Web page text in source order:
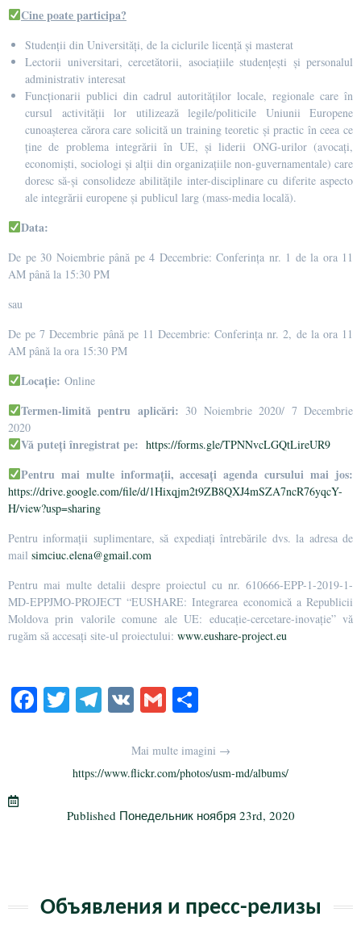
Cine poate participa?
Studenții din Universități, de la ciclurile licență și masterat
Lectorii universitari, cercetătorii, asociațiile studențești și personalul
administrativ interesat
Funcționarii publici din cadrul autorităților locale, regionale care în
cursul activității lor utilizează legile/politicile Uniunii Europene
cunoașterea cărora care solicită un training teoretic și practic în ceea ce
ține de problema integrării în UE, și liderii ONG-urilor (avocați,
economiști, sociologi și alții din organizațiile non-guvernamentale) care
doresc să-și consolideze abilitățile inter-disciplinare cu diferite aspecto
ale integrării europene și publicul larg (mass-media locală).
Data:
De pe 30 Noiembrie până pe 4 Decembrie: Conferința nr. 1 de la ora 11
AM până la 15:30 PM
sau
De pe 7 Decembrie până pe 11 Decembrie: Conferința nr. 2, de la ora 11
AM până la ora 15:30 PM
Locație: Online
Termen-limită pentru aplicări: 30 Noiembrie 2020/ 7 Decembrie
2020
Vă puteți înregistrat pe: https://forms.gle/TPNNvcLGQtLireUR9
Pentru mai multe informații, accesați agenda cursului mai jos:
https://drive.google.com/file/d/1Hixqjm2t9ZB8QXJ4mSZA7ncR76yqcY-
H/view?usp=sharing
Pentru informații suplimentare, să expediați întrebările dvs. la adresa de
mail simciuc.elena@gmail.com
Pentru mai multe detalii despre proiectul cu nr. 610666-EPP-1-2019-1-
MD-EPPJMO-PROJECT “EUSHARE: Integrarea economică a Republicii
Moldova prin valorile comune ale UE: educație-cercetare-inovație” vă
rugăm să accesați site-ul proiectului: www.eushare-project.eu
Fa T
r
Te
a
m
V G
ailр
а
и
Mai multe imagini →
https://www.flickr.com/photos/usm-md/albums/
Published Понедельник ноября 23rd, 2020
Объявления и пресс-релизы